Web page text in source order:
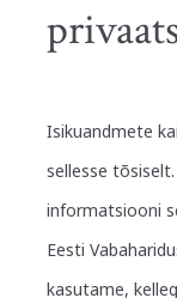
Isikuandmete
sellesse
informatsiooni
Eesti
kasutame,